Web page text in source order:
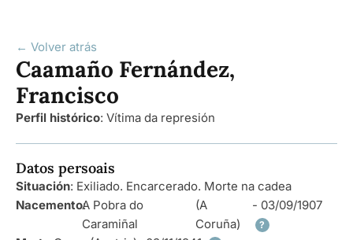
← Volver atrás
Caamaño Fernández,
Francisco
Perfil histórico: Vítima da represión
Datos persoais
Situación: Exiliado. Encarcerado. Morte na cadea
Nacemento:
A Pobra do
Caramiñal
(A
Coruña)
- 03/09/1907
?